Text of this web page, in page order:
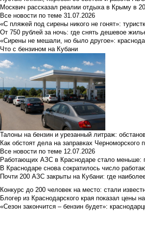
Москвич рассказал реалии отдыха в Крыму в
Все новости по теме 31.07.2026
«С пляжей под сирены никого не гонят»:
От 750 рублей за ночь: где снять дешевое
«Сирены не мешали, но было другое»:
Что с бензином на Кубани
Талоны на бензин и урезанный литраж:
Как обстоят дела на заправках Черноморского
Все новости по теме 12.07.2026
Работающих АЗС в Краснодаре стало меньше:
В Краснодаре снова сократилось число
Почти 200 АЗС закрыты на Кубани: где
Конкурс до 200 человек на место: стали
Блогер из Краснодарского края показал цены
«Сезон закончится – бензин будет»: